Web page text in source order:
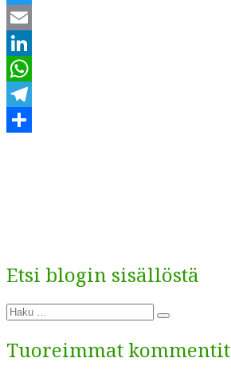
Twitter
Email
LinkedIn
WhatsApp
Telegram
Etsi blogin sisällöstä
Etsi:
Haku
Tuoreimmat kommentit